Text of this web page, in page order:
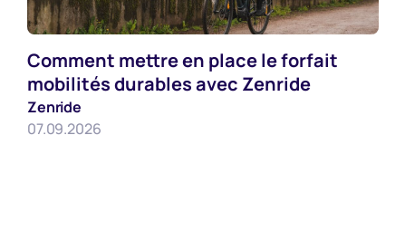
Employeurs
Comment mettre en place le forfait
mobilités durables avec Zenride
Zenride
07.09.2026